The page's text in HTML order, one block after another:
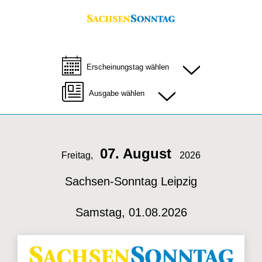
Erscheinungstag wählen
Ausgabe wählen
Freitag, 07. August 2026
Sachsen-Sonntag Leipzig
Samstag, 01.08.2026